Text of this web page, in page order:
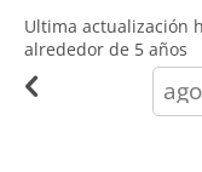
Ultima actualización
alrededor de 5 años